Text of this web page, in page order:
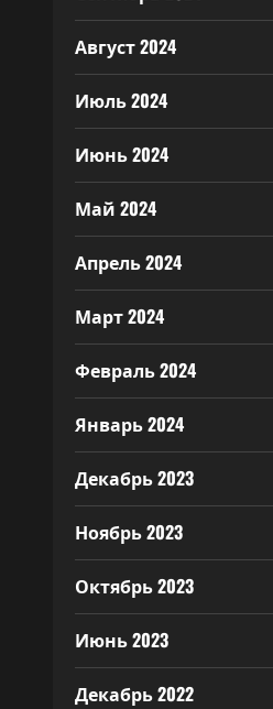
Август 2024
Июль 2024
Июнь 2024
Май 2024
Апрель 2024
Март 2024
Февраль 2024
Январь 2024
Декабрь 2023
Ноябрь 2023
Октябрь 2023
Июнь 2023
Декабрь 2022